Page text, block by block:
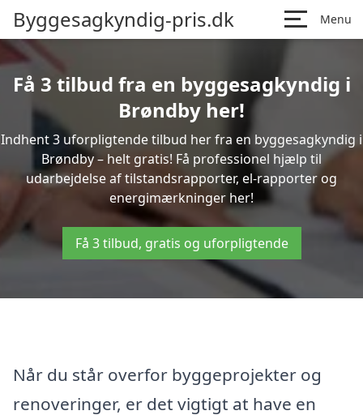
Byggesagkyndig-pris.dk Menu
Få 3 tilbud fra en byggesagkyndig i
Brøndby her!
Indhent 3 uforpligtende tilbud her fra en byggesagkyndig i
Brøndby – helt gratis! Få professionel hjælp til
udarbejdelse af tilstandsrapporter, el-rapporter og
energimærkninger her!
Få 3 tilbud, gratis og uforpligtende
Når du står overfor byggeprojekter og
renoveringer, er det vigtigt at have en